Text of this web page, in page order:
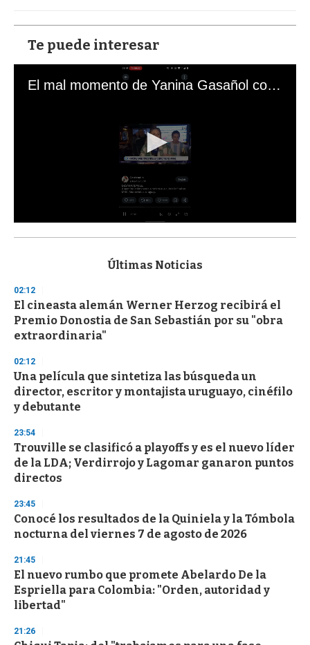
Te puede interesar
El mal momento de Yanina Gasañol con un hincha argentino en "Subrayado"
s
d
s
o
f
3
s
e
c
o
n
d
Últimas Noticias
02:12
El cineasta alemán Werner Herzog recibirá el
Premio Donostia de San Sebastián por su "obra
extraordinaria"
02:12
Una película que sintetiza las búsqueda un
director, escritor y montajista uruguayo, cinéfilo
y debutante
23:54
Trouville se clasificó a playoffs y es el nuevo líder
de la LDA; Verdirrojo y Lagomar ganaron puntos
directos
23:45
Conocé los resultados de la Quiniela y la Tómbola
nocturna del viernes 7 de agosto de 2026
21:45
El nuevo rumbo que promete Abelardo De la
Espriella para Colombia: "Orden, autoridad y
libertad"
21:26